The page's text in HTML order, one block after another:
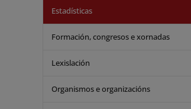
Estadísticas
Formación, congresos e xornadas
Lexislación
Organismos e organizacións